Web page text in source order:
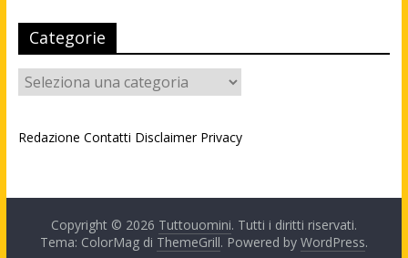
Categorie
Categorie
Redazione Contatti Disclaimer Privacy
Copyright © 2026 Tuttouomini. Tutti i diritti riservati.
Tema: ColorMag di ThemeGrill. Powered by WordPress.